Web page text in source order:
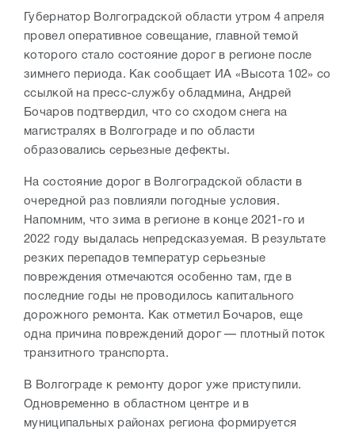
Губернатор Волгоградской области утром 4 апреля
провел оперативное совещание, главной темой
которого стало состояние дорог в регионе после
зимнего периода. Как сообщает ИА «Высота 102» со
ссылкой на пресс-службу обладмина, Андрей
Бочаров подтвердил, что со сходом снега на
магистралях в Волгограде и по области
образовались серьезные дефекты.
На состояние дорог в Волгоградской области в
очередной раз повлияли погодные условия.
Напомним, что зима в регионе в конце 2021-го и
2022 году выдалась непредсказуемая. В результате
резких перепадов температур серьезные
повреждения отмечаются особенно там, где в
последние годы не проводилось капитального
дорожного ремонта. Как отметил Бочаров, еще
одна причина повреждений дорог — плотный поток
транзитного транспорта.
В Волгограде к ремонту дорог уже приступили.
Одновременно в областном центре и в
муниципальных районах региона формируется